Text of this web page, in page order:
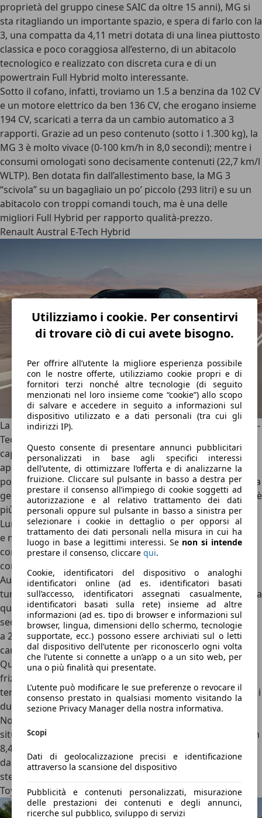
Utilizziamo i cookie. Per consentirvi
di trovare ciò di cui avete bisogno.
Per offrire all’utente la migliore esperienza possibile
con le nostre offerte, utilizziamo cookie propri e di
fornitori terzi nonché altre tecnologie (di seguito
menzionati nel loro insieme come “cookie”) allo scopo
di salvare e accedere in seguito a informazioni sul
dispositivo utilizzato e a dati personali (tra cui gli
indirizzi IP).
Questo consente di presentare annunci pubblicitari
personalizzati in base agli specifici interessi
dell’utente, di ottimizzare l’offerta e di analizzarne la
fruizione. Cliccare sul pulsante in basso a destra per
prestare il consenso all’impiego di cookie soggetti ad
autorizzazione e al relativo trattamento dei dati
personali oppure sul pulsante in basso a sinistra per
selezionare i cookie in dettaglio o per opporsi al
trattamento dei dati personali nella misura in cui ha
luogo in base a legittimi interessi. Se non si intende
prestare il consenso, cliccare qui.
Cookie, identificatori del dispositivo o analoghi
identificatori online (ad es. identificatori basati
sull’accesso, identificatori assegnati casualmente,
identificatori basati sulla rete) insieme ad altre
informazioni (ad es. tipo di browser e informazioni sul
browser, lingua, dimensioni dello schermo, tecnologie
supportate, ecc.) possono essere archiviati sul o letti
dal dispositivo dell’utente per riconoscerlo ogni volta
che l’utente si connette a un’app o a un sito web, per
una o più finalità qui presentate.
L’utente può modificare le sue preferenze o revocare il
consenso prestato in qualsiasi momento visitando la
sezione Privacy Manager della nostra informativa.
Scopi
Dati di geolocalizzazione precisi e identificazione
attraverso la scansione del dispositivo
Pubblicità e contenuti personalizzati, misurazione
delle prestazioni dei contenuti e degli annunci,
ricerche sul pubblico, sviluppo di servizi
proprietà del gruppo cinese SAIC da oltre 15 anni), MG si
sta ritagliando un importante spazio, e spera di farlo con la
3, una compatta da 4,11 metri dotata di una linea piuttosto
classica e poco coraggiosa all’esterno, di un abitacolo
tecnologico e realizzato con discreta cura e di un
powertrain Full Hybrid molto interessante.
Sotto il cofano, infatti, troviamo un 1.5 a benzina da 102 CV
e un motore elettrico da ben 136 CV, che erogano insieme
194 CV, scaricati a terra da un cambio automatico a 3
rapporti. Grazie ad un peso contenuto (sotto i 1.300 kg), la
MG 3 è molto vivace (0-100 km/h in 8,0 secondi); mentre i
consumi omologati sono decisamente contenuti (22,7 km/l
WLTP). Ben dotata fin dall’allestimento base, la MG 3
“scivola” su un bagagliaio un po’ piccolo (293 litri) e su un
abitacolo con troppi comandi touch, ma è una delle
migliori Full Hybrid per rapporto qualità-prezzo.
Renault Austral E-Tech Hybrid
La Casa della Losanga ha in casa un sistema Full Hybrid, l’E-
Tech, molto interessante dal punto di vista tecnico e
capace di ottenere consumi contenuti in tutte le sue
applicazioni. Se sulle vetture più piccole troviamo il
powertrain con motore 1.6 da 145 CV, il sistema di seconda
generazione montato sullaRenault AustralE-Tech Hybrid
, è
più vivace ed efficiente.
Lunga 4,51 metri, la Austral è un C-SUV dalle linee eleganti
e moderne fuori, mentre dentro è ben fatta e originale,
con un layout che unisce tecnologia e razionalità nei
comandi. Spaziosa e ben fatta dentro, sotto il cofano la
Austral E-Tech unisce un motore 1.2 tre cilindri
turbobenzina da 130 CV e un motore elettrico principale da
quasi 70 CV, per una potenza di sistema di 200 CV, un
secondo motore da 20 CV che porta la potenza di sistema
a 200 CV e, tra le altre cose, fa, da sincronizzatore per il
cambio MultiMode.
Questa trasmissione è dotata di innesti a denti, priva di
frizioni e sincronizzatori, con 4 marce per il motore
termico e due dedicate all’elettrico, e punta sull’unione tra i
due motori che sia sempre il più efficiente possibile.
Nonostante delle cambiate un po’ evidenti in alcune
situazioni di guida, la Austral E-Tech è vivace (0-100 km/h in
8,4 secondi), molto efficiente (22,2 km/l WLTP) e piacevole
da guidare, soprattutto con il sistema di ruote posteriori
sterzanti 4Control Advanced.
Toyota Prius PHEV